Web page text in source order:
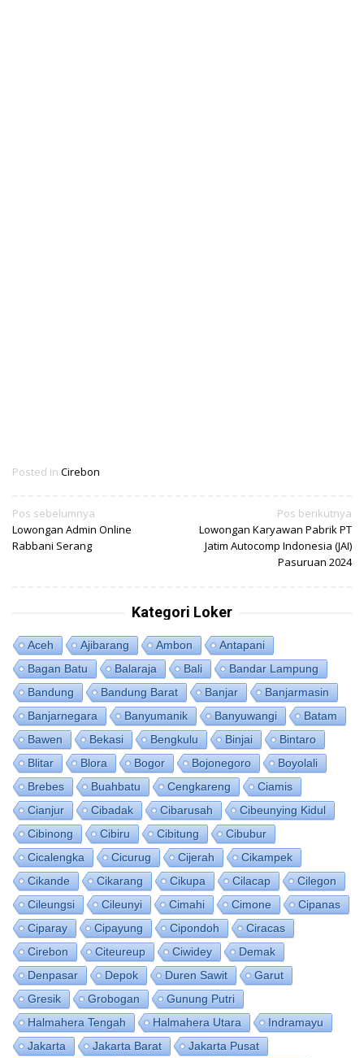
Posted in Cirebon
Navigasi
pos
Pos sebelumnya
Lowongan Admin Online
Rabbani Serang
Pos berikutnya
Lowongan Karyawan Pabrik PT
Jatim Autocomp Indonesia (JAI)
Pasuruan 2024
Kategori Loker
Aceh Ajibarang Ambon
Antapani
Bagan Batu
Balaraja Bali
Bandar Lampung
Bandung
Bandung Barat Banjar
Banjarmasin
Banjarnegara
Banyumanik Banyuwangi
Batam
Bawen
Bekasi Bengkulu Binjai
Bintaro
Blitar
Blora Bogor Bojonegoro
Boyolali
Brebes
Buahbatu Cengkareng
Ciamis
Cianjur
Cibadak Cibarusah
Cibeunying Kidul
Cibinong
Cibiru Cibitung
Cibubur
Cicalengka
Cicurug Cijerah
Cikampek
Cikande
Cikarang Cikupa Cilacap
Cilegon
Cileungsi
Cileunyi Cimahi Cimone
Cipanas
Ciparay
Cipayung Cipondoh
Ciracas
Cirebon
Citeureup Ciwidey
Demak
Denpasar
Depok Duren Sawit
Garut
Gresik
Grobogan
Gunung Putri
Halmahera Tengah
Halmahera Utara
Indramayu
Jakarta
Jakarta Barat
Jakarta Pusat